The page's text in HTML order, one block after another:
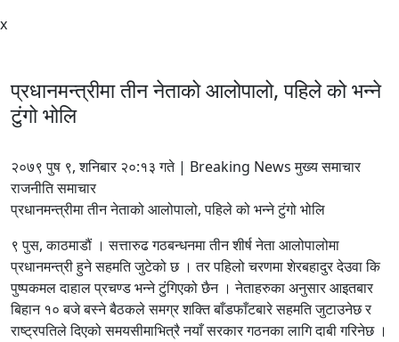
x
प्रधानमन्त्रीमा तीन नेताको आलोपालो, पहिले को भन्ने
टुंगो भोलि
२०७९ पुष ९, शनिबार २०:१३ गते | Breaking News मुख्य समाचार
राजनीति समाचार
प्रधानमन्त्रीमा तीन नेताको आलोपालो, पहिले को भन्ने टुंगो भोलि
९ पुस, काठमाडौं । सत्तारुढ गठबन्धनमा तीन शीर्ष नेता आलोपालोमा
प्रधानमन्त्री हुने सहमति जुटेको छ । तर पहिलो चरणमा शेरबहादुर देउवा कि
पुष्पकमल दाहाल प्रचण्ड भन्ने टुंगिएको छैन । नेताहरुका अनुसार आइतबार
बिहान १० बजे बस्ने बैठकले समग्र शक्ति बाँडफाँटबारे सहमति जुटाउनेछ र
राष्ट्रपतिले दिएको समयसीमाभित्रै नयाँ सरकार गठनका लागि दाबी गरिनेछ ।